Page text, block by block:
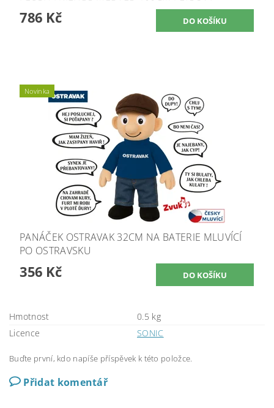
786 Kč
Novinka
PANÁČEK OSTRAVAK 32CM NA BATERIE MLUVÍCÍ
PO OSTRAVSKU
356 Kč
Hmotnost
0.5 kg
Licence
SONIC
Buďte první, kdo napíše příspěvek k této položce.
Přidat komentář